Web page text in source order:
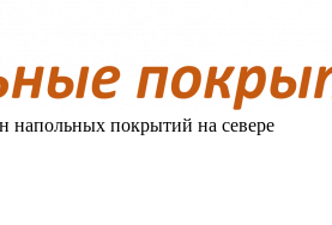
напольных покрытий на севере